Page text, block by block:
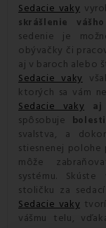
Sedacie vaky
skrášlenie
sedenie je
obývačky či
aj v baroch alebo
Sedacie vaky
ktorých sa vám
Sedacie vaky aj
spôsobuje
svalstva, a
stiesnenej polohe
môže
systému. Skúste
stoličku za
Sedacie vaky tvorí
vášmu telu,